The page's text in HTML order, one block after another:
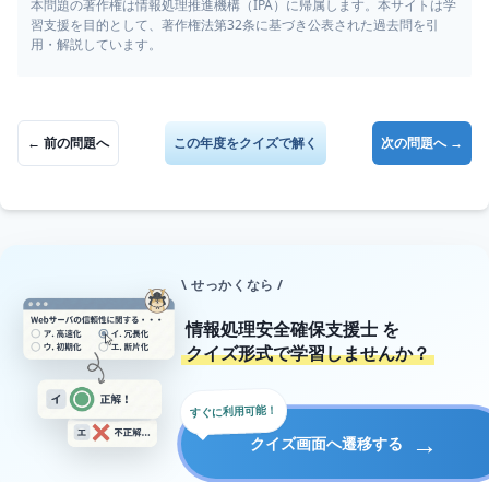
本問題の著作権は情報処理推進機構（IPA）に帰属します。本サイトは学
習支援を目的として、著作権法第32条に基づき公表された過去問を引
用・解説しています。
← 前の問題へ この年度をクイズで解く 次の問題へ →
\ せっかくなら /
情報処理安全確保支援士 を
クイズ形式で学習しませんか？
クイズ画面へ遷移する →
すぐに利用可能！